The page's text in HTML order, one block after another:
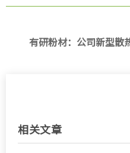
有研粉材：公司新型散
相关文章